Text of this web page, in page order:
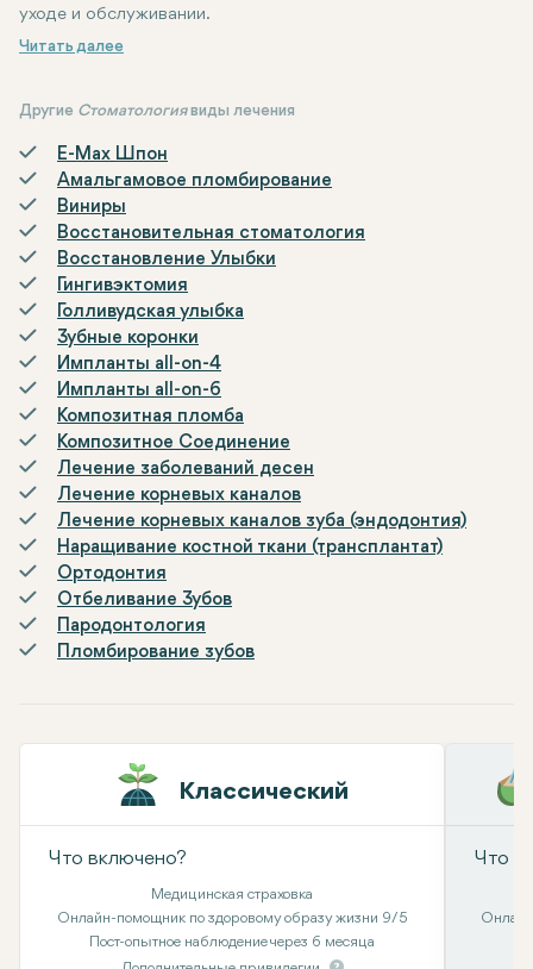
уходе и обслуживании.
Другие Стоматологиявиды лечения
E-Max Шпон
Амальгамовое пломбирование
Виниры
Восстановительная стоматология
Восстановление Улыбки
Гингивэктомия
Голливудская улыбка
Зубные коронки
Импланты all-on-4
Импланты all-on-6
Композитная пломба
Композитное Соединение
Лечение заболеваний десен
Лечение корневых каналов
Лечение корневых каналов зуба (эндодонтия)
Наращивание костной ткани (трансплантат)
Ортодонтия
Отбеливание Зубов
Пародонтология
Пломбирование зубов
Классический
Что включено?
Медицинская страховка
Онлайн-помощник по здоровому образу жизни 9/5
Пост-опытное наблюдение через 6 месяца
Что